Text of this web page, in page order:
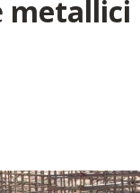
metallici